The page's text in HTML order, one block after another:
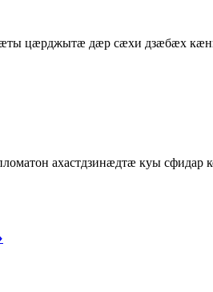
цæрджытæ дæр сæхи дзæбæх
ахастдзинӕдтӕ куы